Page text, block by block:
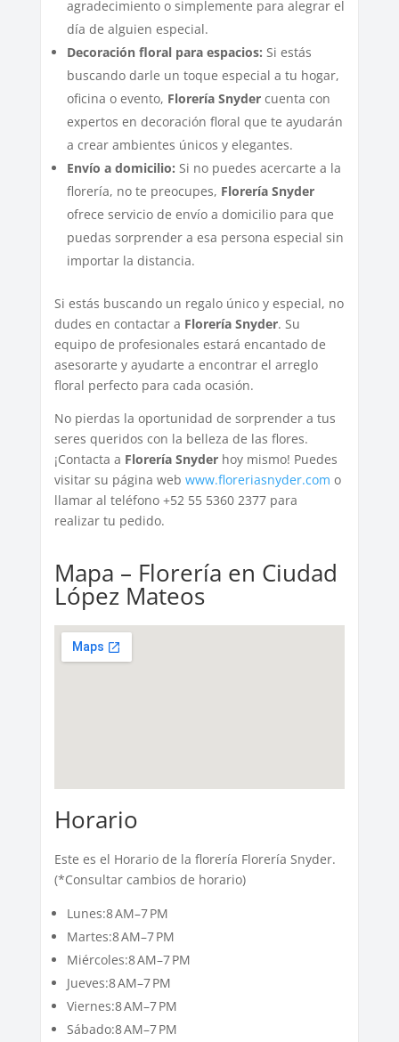
agradecimiento o simplemente para alegrar el
día de alguien especial.
Decoración floral para espacios: Si estás
buscando darle un toque especial a tu hogar,
oficina o evento, Florería Snydercuenta con
expertos en decoración floral que te ayudarán
a crear ambientes únicos y elegantes.
Envío a domicilio: Si no puedes acercarte a la
florería, no te preocupes, Florería Snyder
ofrece servicio de envío a domicilio para que
puedas sorprender a esa persona especial sin
importar la distancia.
Si estás buscando un regalo único y especial, no
dudes en contactar a Florería Snyder. Su
equipo de profesionales estará encantado de
asesorarte y ayudarte a encontrar el arreglo
floral perfecto para cada ocasión.
No pierdas la oportunidad de sorprender a tus
seres queridos con la belleza de las flores.
¡Contacta a Florería Snyderhoy mismo! Puedes
visitar su página web www.floreriasnyder.com o
llamar al teléfono +52 55 5360 2377 para
realizar tu pedido.
Mapa – Florería en Ciudad
López Mateos
Horario
Este es el Horario de la florería Florería Snyder.
(*Consultar cambios de horario)
Lunes:8 AM–7 PM
Martes:8 AM–7 PM
Miércoles:8 AM–7 PM
Jueves:8 AM–7 PM
Viernes:8 AM–7 PM
Sábado:8 AM–7 PM